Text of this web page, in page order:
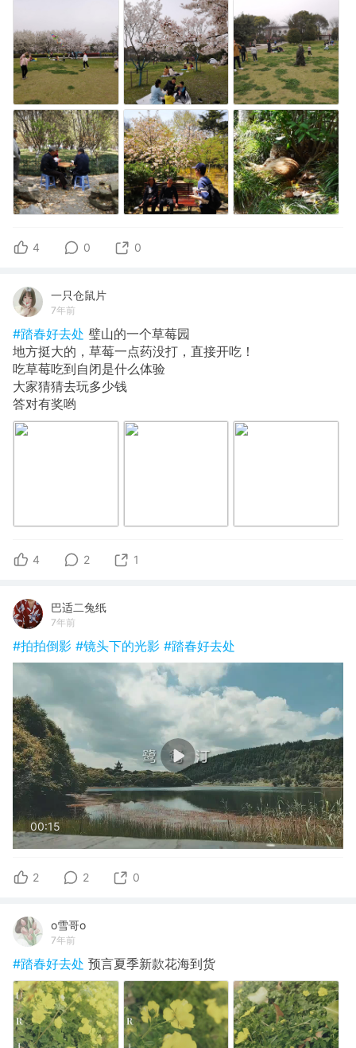
4 0 0
一只仓鼠片
7年前
#踏春好去处 璧山的一个草莓园
地方挺大的，草莓一点药没打，直接开吃！
吃草莓吃到自闭是什么体验
大家猜猜去玩多少钱
答对有奖哟
4 2 1
巴适二兔纸
7年前
#拍拍倒影 #镜头下的光影 #踏春好去处
00:15
2 2 0
o雪哥o
7年前
#踏春好去处 预言夏季新款花海到货